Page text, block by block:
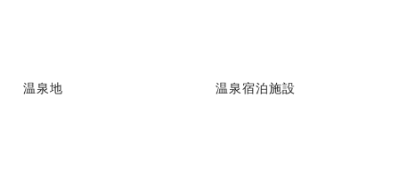
温泉地 温泉宿泊施設